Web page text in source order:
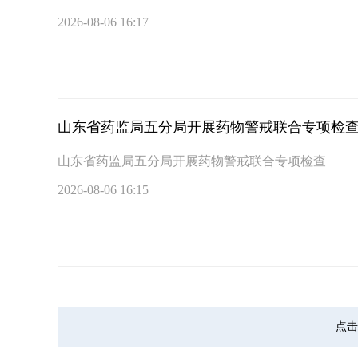
2026-08-06 16:17
山东省药监局五分局开展药物警戒联合专项检查
山东省药监局五分局开展药物警戒联合专项检查
2026-08-06 16:15
点